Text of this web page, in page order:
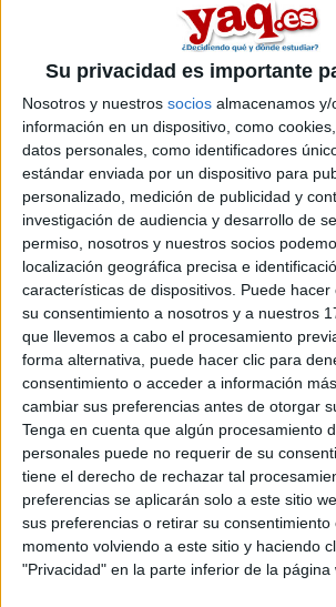
Su privacidad es importante
Nosotros y nuestros socios almacenamos
información en un dispositivo, como
datos personales, como identificadores
estándar enviada por un dispositivo para
personalizado, medición de publicidad y
investigación de audiencia y desarrollo de
permiso, nosotros y nuestros socios
localización geográfica precisa e
características de dispositivos. Puede
su consentimiento a nosotros y a nuestros
que llevemos a cabo el procesamiento
forma alternativa, puede hacer clic para
consentimiento o acceder a información
cambiar sus preferencias antes de otorgar
Tenga en cuenta que algún procesamiento
personales puede no requerir de su
tiene el derecho de rechazar tal
preferencias se aplicarán solo a este sitio
sus preferencias o retirar su consentimiento
momento volviendo a este sitio y haciendo
"Privacidad" en la parte inferior de la página
presentaron de mi mismo colegio solo han
por no estudiar asi ke mi consejo es ke
pa ir bien a la selectividad y que no os
tranquilidad absoluta frente a los examenes
dicen
SON UNA CHORRADA
Blog de crisi17
Comentarios
Totalmente de acuerdo.
Totalmente de acuerdo. Todo el año
si selectividad es tal, que no se puede tal.
llegar al examen os daréis cuenta que no
incluso los profesores que me tocó en mi
simpáticos y algo de gracia si que tenían
mucho ;) besos!
�